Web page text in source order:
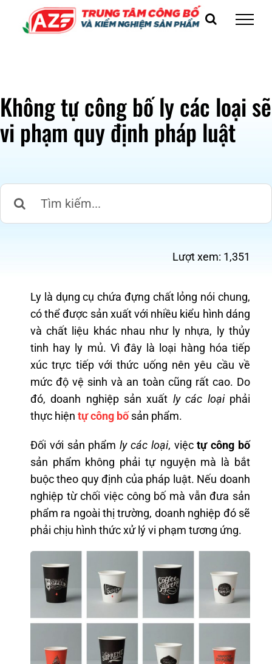
Không tự công bố ly các loại sẽ
vi phạm quy định pháp luật
Lượt xem: 1,351
Ly là dụng cụ chứa đựng chất lỏng nói chung,
có thể được sản xuất với nhiều kiểu hình dáng
và chất liệu khác nhau như ly nhựa, ly thủy
tinh hay ly mủ. Vì đây là loại hàng hóa tiếp
xúc trực tiếp với thức uống nên yêu cầu về
mức độ vệ sinh và an toàn cũng rất cao. Do
đó, doanh nghiệp sản xuất ly các loạiphải
thực hiện tự công bốsản phẩm.
Đối với sản phẩmly các loại, việctự công bố
sản phẩm không phải tự nguyện mà là bắt
buộc theo quy định của pháp luật. Nếu doanh
nghiệp từ chối việc công bố mà vẫn đưa sản
phẩm ra ngoài thị trường, doanh nghiệp đó sẽ
phải chịu hình thức xử lý vi phạm tương ứng.